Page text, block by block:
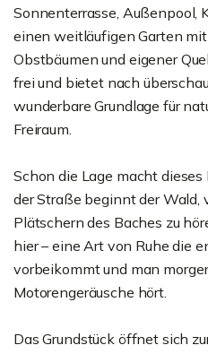
Sonnenterrasse, Außenpool,
einen weitläufigen Garten
Obstbäumen und eigener
frei und bietet nach
wunderbare Grundlage für
Freiraum.
Schon die Lage macht dieses
der Straße beginnt der Wald,
Plätschern des Baches zu
hier – eine Art von Ruhe die
vorbeikommt und man
Motorengeräusche hört.
Das Grundstück öffnet sich